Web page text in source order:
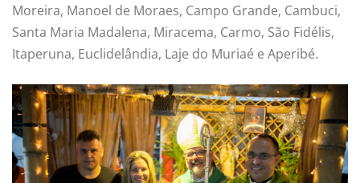
Moreira, Manoel de Moraes, Campo Grande, Cambuci,
Santa Maria Madalena, Miracema, Carmo, São Fidélis,
Itaperuna, Euclidelândia, Laje do Muriaé e Aperibé.